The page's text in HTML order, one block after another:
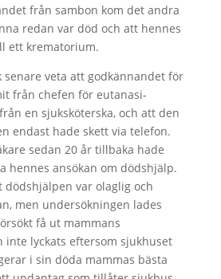
från sambon kom det andra
redan var död och att hennes
ett krematorium.
senare veta att godkännandet för
från chefen för eutanasi-
en sjuksköterska, och att den
endast hade skett via telefon.
sedan 20 år tillbaka hade
hennes ansökan om dödshjälp.
dödshjälpen var olaglig och
men undersökningen lades
få ut mammans
lyckats eftersom sjukhuset
i sin döda mammas bästa